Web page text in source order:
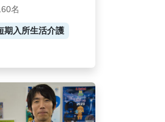
名
期入所生活介護